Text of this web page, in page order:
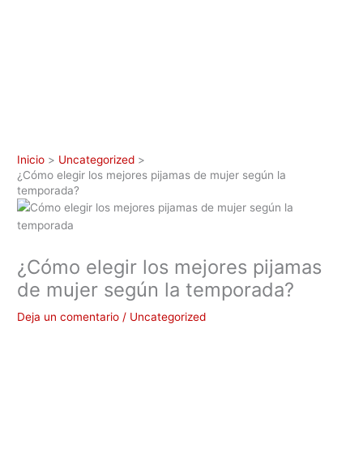
Inicio
Uncategorized
¿Cómo elegir los mejores pijamas de mujer según la
temporada?
¿Cómo elegir los mejores pijamas
de mujer según la temporada?
Deja un comentario / Uncategorized